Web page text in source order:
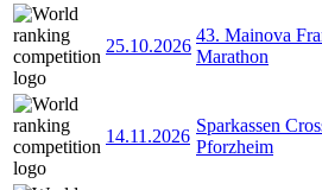
25.10.2026
43. Mainova
Marathon
14.11.2026
Sparkassen
Pforzheim